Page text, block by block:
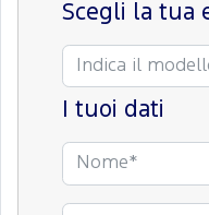
Scegli la tua
I tuoi dati